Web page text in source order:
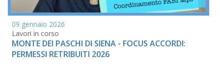
09 gennaio 2026
Lavori in corso
MONTE DEI PASCHI DI SIENA - FOCUS ACCORDI:
PERMESSI RETRIBUITI 2026